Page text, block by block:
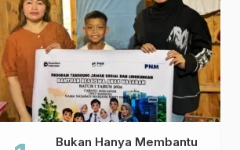
Bukan Hanya Membantu